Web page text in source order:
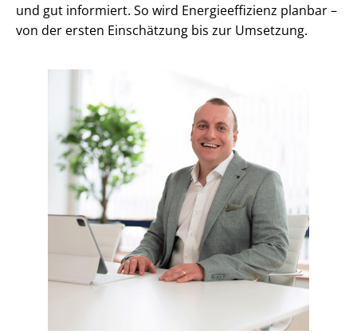
und gut informiert. So wird En­er­gie­ef­fi­zi­enz planbar –
von der ersten Einschätzung bis zur Umsetzung.